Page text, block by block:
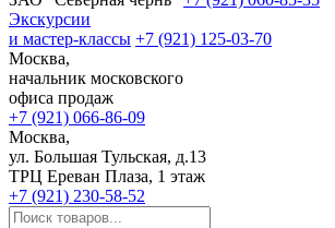
Экскурсии
и мастер-классы +7 (921) 125-03-70
Москва,
начальник московского
офиса продаж
+7 (921) 066-86-09
Москва,
ул. Большая Тульская, д.13
ТРЦ Ереван Плаза, 1 этаж
+7 (921) 230-58-52